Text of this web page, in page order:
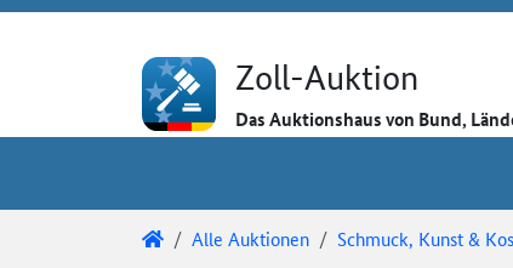
Zoll-Auktion
Das Auktionshaus von Bund,
Zoll-Auktion
Alle Auktionen Schmuck, Kunst &